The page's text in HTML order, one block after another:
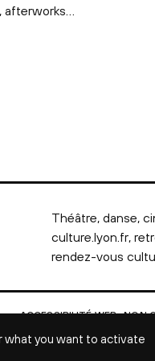
Théâtre, danse,
culture.lyon.fr,
rendez-vous
ACCESSIBILITÉ WEB : NON
what you want to activate